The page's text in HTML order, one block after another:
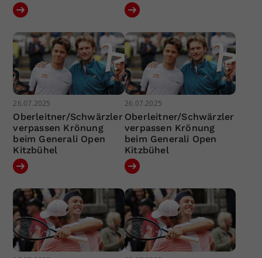
26.07.2025
Oberleitner/Schwärzler
verpassen Krönung
beim Generali Open
Kitzbühel
26.07.2025
Oberleitner/Schwärzler
verpassen Krönung
beim Generali Open
Kitzbühel